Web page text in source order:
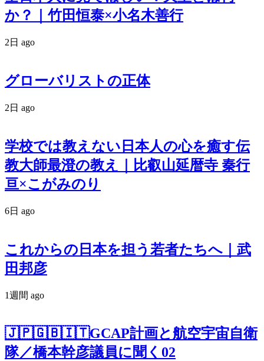
か？｜竹田恒泰×小名木善行
2日 ago
グローバリストの正体
2日 ago
学校では教えない日本人の心を癒す伝
教大師最澄の教え｜比叡山延暦寺 秦行
亘×こがみのり
6日 ago
これからの日本を担う若者たちへ｜武
田邦彦
1週間 ago
🇯🇵🇬🇧🇮🇹GCAP計画と航空宇宙自衛
隊／橋本幹彦議員に聞く02